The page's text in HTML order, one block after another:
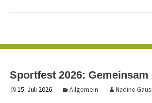
Sportfest 2026: Gemeinsam
15. Juli 2026 Allgemein Nadine